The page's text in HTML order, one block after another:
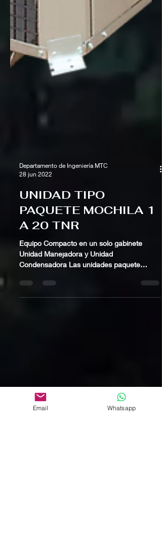
Departamento de Ingeniería MTC
28 jun 2022
UNIDAD TIPO
PAQUETE MOCHILA 1
A 20 TNR
Equipo Compacto en un solo gabinete
Unidad Manejadora y Unidad
Email Whatsapp